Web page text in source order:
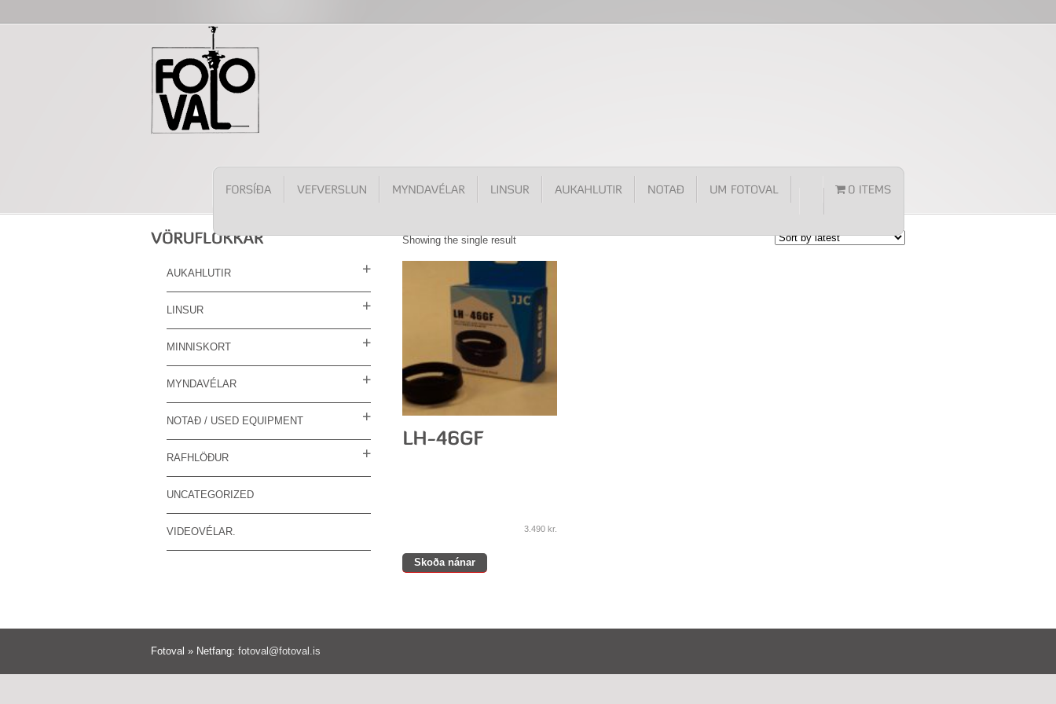
Showing the single result
3.490 kr.
Skoða nánar
AUKAHLUTIR
LINSUR
MINNISKORT
MYNDAVÉLAR
NOTAÐ / USED EQUIPMENT
RAFHLÖÐUR
UNCATEGORIZED
VIDEOVÉLAR.
Fotoval » Netfang: fotoval@fotoval.is